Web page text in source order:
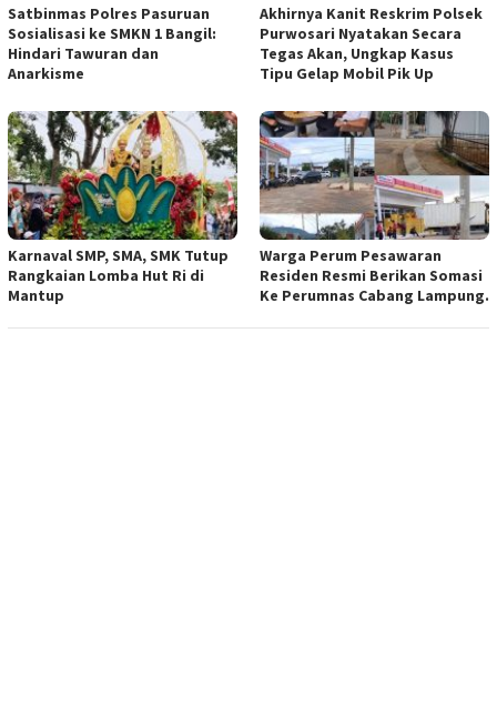
Satbinmas Polres Pasuruan
Sosialisasi ke SMKN 1 Bangil:
Hindari Tawuran dan
Anarkisme
Akhirnya Kanit Reskrim Polsek
Purwosari Nyatakan Secara
Tegas Akan, Ungkap Kasus
Tipu Gelap Mobil Pik Up
Karnaval SMP, SMA, SMK Tutup
Rangkaian Lomba Hut Ri di
Mantup
Warga Perum Pesawaran
Residen Resmi Berikan Somasi
Ke Perumnas Cabang Lampung.